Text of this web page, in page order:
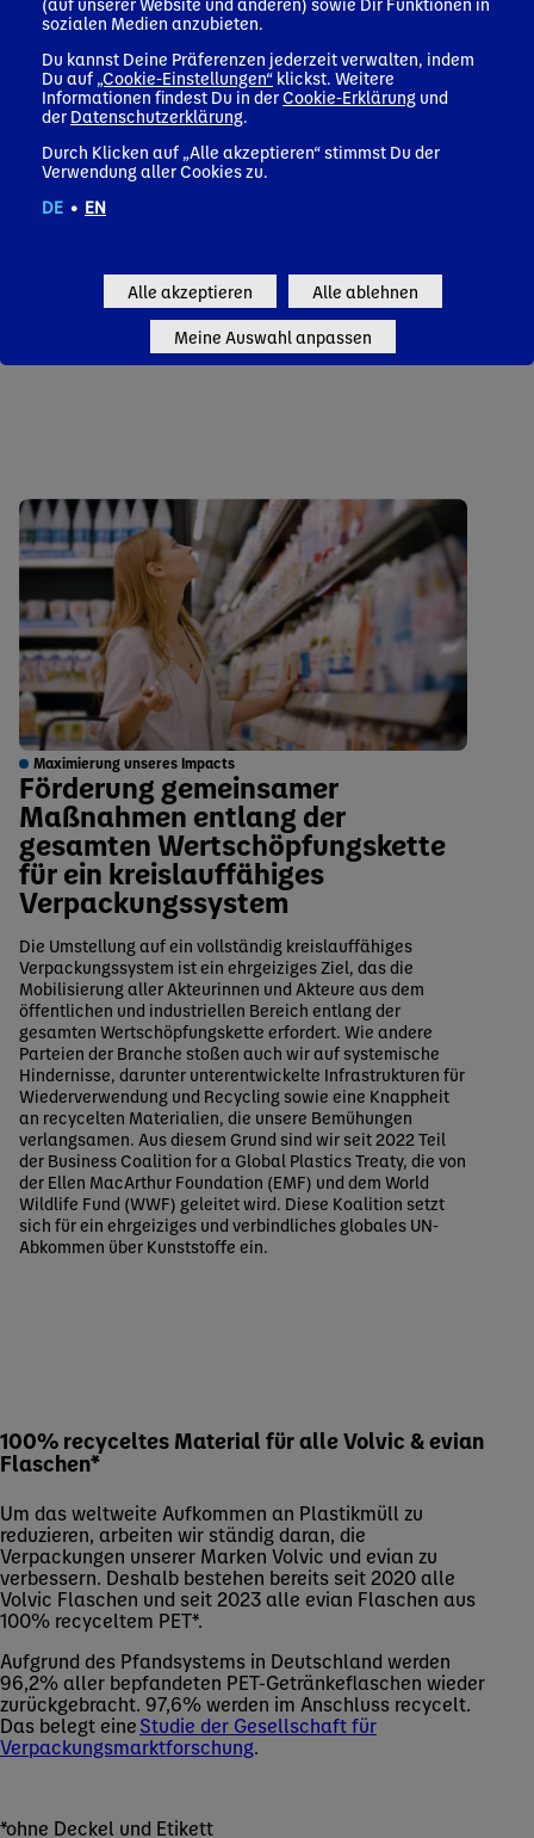
Entsorgungshinweise einfach per Smartphone,
2040
VIEL KUNSTSTOFF ZURÜCKZUGEWINNEN,
WIE DANONE VERBRAUCHT.
Maximierung unseres Impacts
Förderung gemeinsamer
Maßnahmen entlang der
gesamten Wertschöpfungskette
für ein kreislauffähiges
Verpackungssystem
Die Umstellung auf ein vollständig kreislauffähiges
Verpackungssystem ist ein ehrgeiziges Ziel, das die
Mobilisierung aller Akteurinnen und Akteure aus dem
öffentlichen und industriellen Bereich entlang der
gesamten Wertschöpfungskette erfordert. Wie andere
Parteien der Branche stoßen auch wir auf systemische
Hindernisse, darunter unterentwickelte Infrastrukturen für
Wiederverwendung und Recycling sowie eine Knappheit
an recycelten Materialien, die unsere Bemühungen
verlangsamen. Aus diesem Grund sind wir seit 2022 Teil
der Business Coalition for a Global Plastics Treaty, die von
der Ellen MacArthur Foundation (EMF) und dem World
Wildlife Fund (WWF) geleitet wird. Diese Koalition setzt
sich für ein ehrgeiziges und verbindliches globales UN-
Abkommen über Kunststoffe ein.
100% recyceltes Material für alle Volvic & evian
Flaschen*
Um das weltweite Aufkommen an Plastikmüll zu
reduzieren, arbeiten wir ständig daran, die
Verpackungen unserer Marken Volvic und evian zu
verbessern. Deshalb bestehen bereits seit 2020 alle
Volvic Flaschen und seit 2023 alle evian Flaschen aus
100% recyceltem PET*.
Aufgrund des Pfandsystems in Deutschland werden
96,2% aller bepfandeten PET-Getränkeflaschen wieder
zurückgebracht. 97,6% werden im Anschluss recycelt.
Das belegt eineStudie der Gesellschaft für
Verpackungsmarktforschung.
*ohne Deckel und Etikett
sozialen Medien anzubieten.
Du kannst Deine Präferenzen jederzeit verwalten, indem
Du auf „Cookie-Einstellungen“ klickst. Weitere
Informationen findest Du in derCookie-Erklärung und
der Datenschutzerklärung.
Durch Klicken auf „Alle akzeptieren“ stimmst Du der
Verwendung aller Cookies zu.
DE • EN
Alle akzeptieren Alle ablehnen
Meine Auswahl anpassen